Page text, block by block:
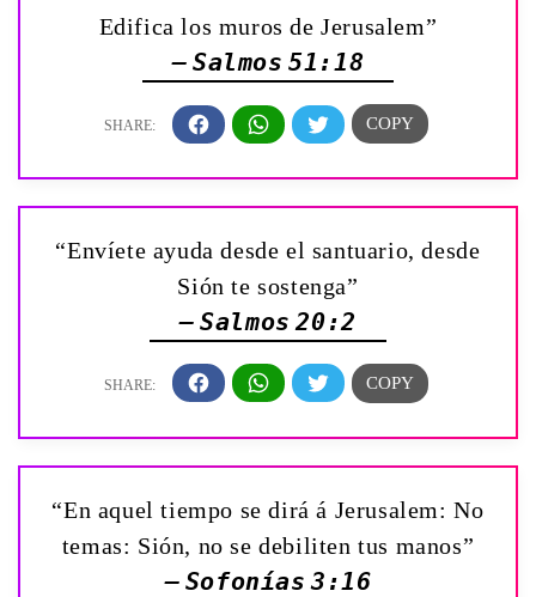
Edifica los muros de Jerusalem”
— Salmos 51:18
“Envíete ayuda desde el santuario, desde
Sión te sostenga”
— Salmos 20:2
“En aquel tiempo se dirá á Jerusalem: No
temas: Sión, no se debiliten tus manos”
— Sofonías 3:16